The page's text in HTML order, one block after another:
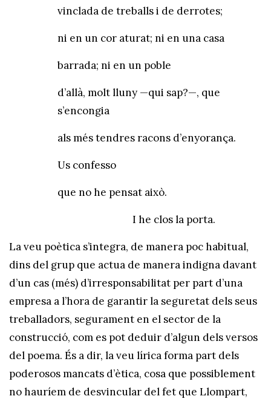
vinclada de treballs i de derrotes;
ni en un cor aturat; ni en una casa
barrada; ni en un poble
d’allà, molt lluny —qui sap?—, que
s’encongia
als més tendres racons d’enyorança.
Us confesso
que no he pensat això.
I he clos la porta.
La veu poètica s’integra, de manera poc habitual,
dins del grup que actua de manera indigna davant
d’un cas (més) d’irresponsabilitat per part d’una
empresa a l’hora de garantir la seguretat dels seus
treballadors, segurament en el sector de la
construcció, com es pot deduir d’algun dels versos
del poema. És a dir, la veu lírica forma part dels
poderosos mancats d’ètica, cosa que possiblement
no hauríem de desvincular del fet que Llompart,